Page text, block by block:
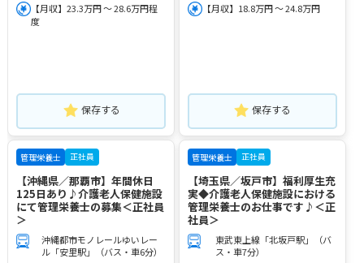
【月収】23.3万円 ～ 28.6万円程
度
保存する
【月収】18.8万円 ～ 24.8万円
保存する
管理栄養士 正社員
【沖縄県／那覇市】年間休日
125日あり♪介護老人保健施設
にて管理栄養士の募集＜正社員
＞
沖縄都市モノレールゆいレー
ル「安里駅」（バス・車6分）
管理栄養士 正社員
【埼玉県／坂戸市】福利厚生充
実◆介護老人保健施設における
管理栄養士のお仕事です♪＜正
社員＞
東武東上線「北坂戸駅」（バ
ス・車7分）